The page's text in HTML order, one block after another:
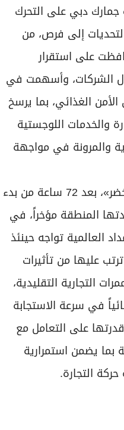
دبي على التحرك
إلى فرص، من
على استقرار
الشركات، وأسهمت في
الغذائي، بما يرسخ
والخدمات اللوجستية
والمرونة في مواجهة
ويأتي نجاح تفعيل «الممر الأخضر»، بعد 72 ساعة من بدء
المنطقة مؤخراً، في
العالمية تواجه حينئذ
عليها من تأثيرات
التجارية التقليدية،
في سرعة الاستجابة
على التعامل مع
بما يضمن استمرارية
التجارة.